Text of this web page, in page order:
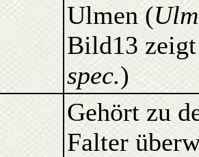
Ulmen (
Bild13
spec.)
Gehört zu
Falter